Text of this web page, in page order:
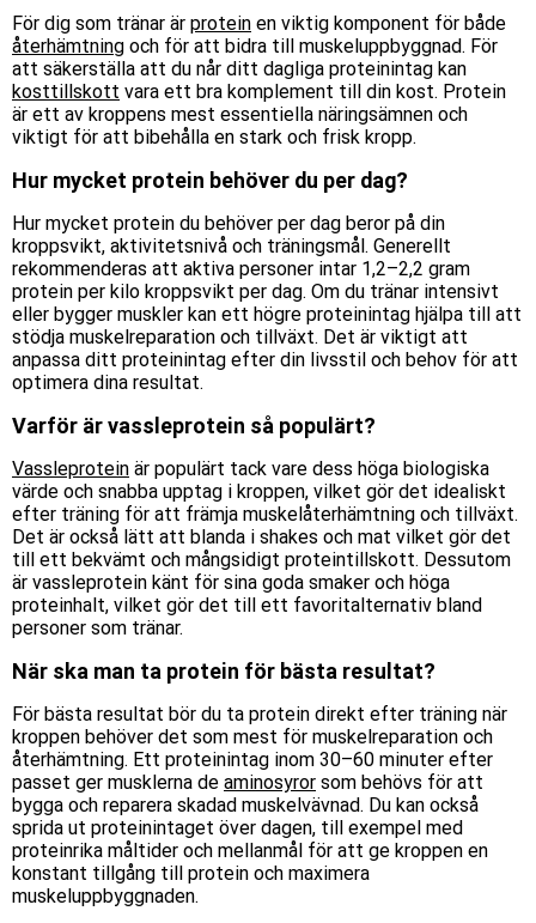
För dig som tränar är protein en viktig komponent för både
återhämtning och för att bidra till muskeluppbyggnad. För
att säkerställa att du når ditt dagliga proteinintag kan
kosttillskott vara ett bra komplement till din kost. Protein
är ett av kroppens mest essentiella näringsämnen och
viktigt för att bibehålla en stark och frisk kropp.
Hur mycket protein behöver du per dag?
Hur mycket protein du behöver per dag beror på din
kroppsvikt, aktivitetsnivå och träningsmål. Generellt
rekommenderas att aktiva personer intar 1,2–2,2 gram
protein per kilo kroppsvikt per dag. Om du tränar intensivt
eller bygger muskler kan ett högre proteinintag hjälpa till att
stödja muskelreparation och tillväxt. Det är viktigt att
anpassa ditt proteinintag efter din livsstil och behov för att
optimera dina resultat.
Varför är vassleprotein så populärt?
Vassleprotein är populärt tack vare dess höga biologiska
värde och snabba upptag i kroppen, vilket gör det idealiskt
efter träning för att främja muskelåterhämtning och tillväxt.
Det är också lätt att blanda i shakes och mat vilket gör det
till ett bekvämt och mångsidigt proteintillskott. Dessutom
är vassleprotein känt för sina goda smaker och höga
proteinhalt, vilket gör det till ett favoritalternativ bland
personer som tränar.
När ska man ta protein för bästa resultat?
För bästa resultat bör du ta protein direkt efter träning när
kroppen behöver det som mest för muskelreparation och
återhämtning. Ett proteinintag inom 30–60 minuter efter
passet ger musklerna de aminosyror som behövs för att
bygga och reparera skadad muskelvävnad. Du kan också
sprida ut proteinintaget över dagen, till exempel med
proteinrika måltider och mellanmål för att ge kroppen en
konstant tillgång till protein och maximera
muskeluppbyggnaden.